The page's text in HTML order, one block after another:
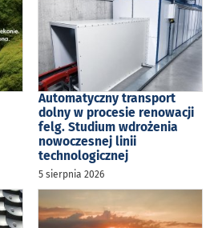
Automatyczny transport
dolny w procesie renowacji
felg. Studium wdrożenia
nowoczesnej linii
technologicznej
5 sierpnia 2026